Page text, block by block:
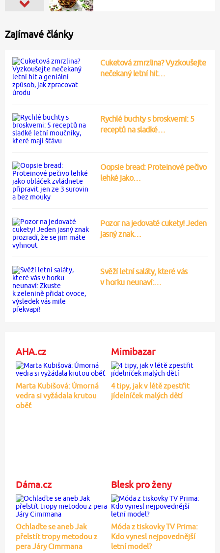
Zajímavé články
Cuketová zmrzlina? Vyzkoušejte
nečekaný letní hit…
Rychlé buchty s broskvemi: 5
receptů na sladké…
Oopsie bread: Proteinové pečivo
lehké jako…
Pozor na jedovaté cukety! Jeden
jasný znak…
Svěží letní saláty, které vás
v horku neunaví:…
AHA.cz
Marta Kubišová: Úmorná
vedra si vyžádala krutou
oběť
Mimibazar
4 tipy, jak v létě zpestřit
jídelníček malých dětí
Dáma.cz
Ochlaďte se aneb Jak
přelstít tropy metodou z
pera Járy Cimrmana
Blesk pro ženy
Móda z tiskovky TV Prima:
Kdo vynesl nejpovednější
letní model?